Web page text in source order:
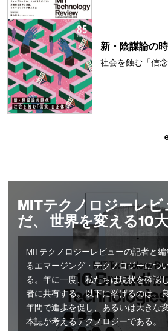
新・陰謀論の
社会を蝕む「信
MITテクノロジーレビ
だ、 世界を変える10
MITテクノロジーレビューの記者と
るエマージング・テクノロジーにつ
る。年に一度、私たちは現状を確認
者に共有する。以下に挙げるのは、
年間で進歩を促し、あるいは大きな
本誌が考えるテクノロジーである。